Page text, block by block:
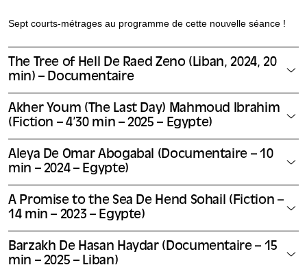
Sept courts-métrages au programme de cette nouvelle séance !
The Tree of Hell De Raed Zeno (Liban, 2024, 20
min) – Documentaire
Akher Youm (The Last Day) Mahmoud Ibrahim
(Fiction – 4’30 min – 2025 – Egypte)
Aleya De Omar Abogabal (Documentaire – 10
min – 2024 – Egypte)
A Promise to the Sea De Hend Sohail (Fiction –
14 min – 2023 – Egypte)
Barzakh De Hasan Haydar (Documentaire – 15
min – 2025 – Liban)